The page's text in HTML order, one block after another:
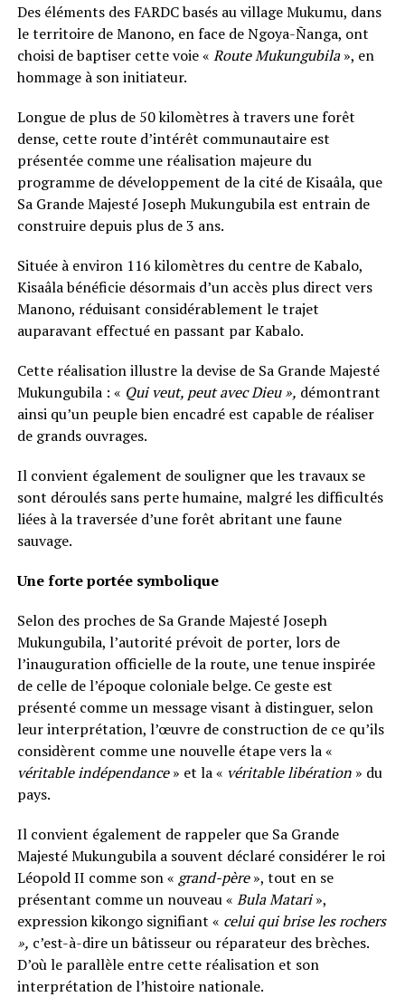
Des éléments des FARDC basés au village Mukumu, dans
le territoire de Manono, en face de Ngoya-Ñanga, ont
choisi de baptiser cette voie « Route Mukungubila», en
hommage à son initiateur.
Longue de plus de 50 kilomètres à travers une forêt
dense, cette route d’intérêt communautaire est
présentée comme une réalisation majeure du
programme de développement de la cité de Kisaâla, que
Sa Grande Majesté Joseph Mukungubila est entrain de
construire depuis plus de 3 ans.
Située à environ 116 kilomètres du centre de Kabalo,
Kisaâla bénéficie désormais d’un accès plus direct vers
Manono, réduisant considérablement le trajet
auparavant effectué en passant par Kabalo.
Cette réalisation illustre la devise de Sa Grande Majesté
Mukungubila : « Qui veut, peut avec Dieu », démontrant
ainsi qu’un peuple bien encadré est capable de réaliser
de grands ouvrages.
Il convient également de souligner que les travaux se
sont déroulés sans perte humaine, malgré les difficultés
liées à la traversée d’une forêt abritant une faune
sauvage.
Une forte portée symbolique
Selon des proches de Sa Grande Majesté Joseph
Mukungubila, l’autorité prévoit de porter, lors de
l’inauguration officielle de la route, une tenue inspirée
de celle de l’époque coloniale belge. Ce geste est
présenté comme un message visant à distinguer, selon
leur interprétation, l’œuvre de construction de ce qu’ils
considèrent comme une nouvelle étape vers la «
véritable indépendance» et la « véritable libération» du
pays.
Il convient également de rappeler que Sa Grande
Majesté Mukungubila a souvent déclaré considérer le roi
Léopold II comme son « grand-père», tout en se
présentant comme un nouveau « Bula Matari»,
expression kikongo signifiant « celui qui brise les rochers
», c’est-à-dire un bâtisseur ou réparateur des brèches.
D’où le parallèle entre cette réalisation et son
interprétation de l’histoire nationale.